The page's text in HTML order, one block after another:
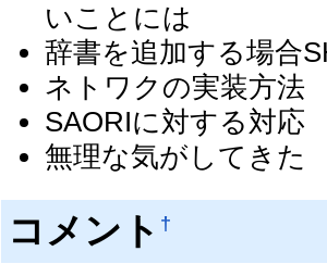
いことには
辞書を追加する場合
ネトワクの実装方法
SAORIに対する対応
無理な気がしてきた
コメント †